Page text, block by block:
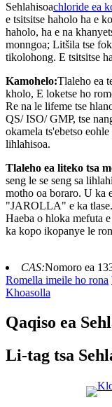
Sehlahisoachloride ea
e tsitsitse haholo ha e
haholo, ha e na
monngoa; Litšila tse
tikolohong. E tsitsitse
Kamohelo:Tlaleho ea
kholo, E loketse ho
Re na le lifeme tse
QS/ ISO/ GMP, tse
okamela ts'ebetso
lihlahisoa.
Tlaleho ea liteko tsa
seng le se seng sa
motho oa boraro. U ka
"JAROLLA" e ka tlase.
Haeba o hloka mefuta
ka kopo ikopanye le
CAS:Nomoro ea
Romella imeile ho rona
Khoasolla
Qaqiso ea
Li-tag tsa